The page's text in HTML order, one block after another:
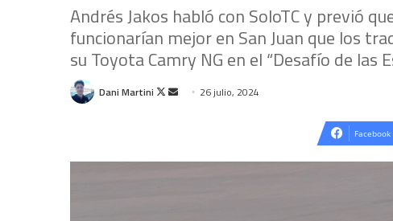
Andrés Jakos habló con SoloTC y previó
funcionarían mejor en San Juan que los
su Toyota Camry NG en el “Desafío de las
Dani Martini
Follow
Send 26 julio, 2024
Facebook